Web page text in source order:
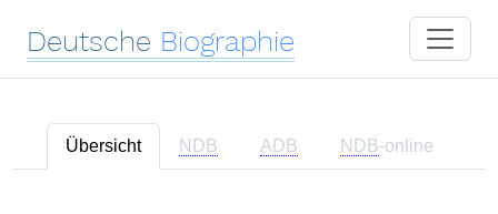
Deutsche Biographie
Übersicht NDB ADB NDB-online